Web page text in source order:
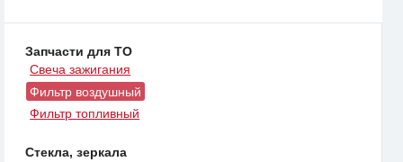
Запчасти для ТО
Свеча зажигания
Фильтр воздушный
Фильтр топливный
Стекла, зеркала